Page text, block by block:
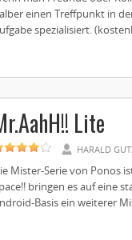
einen Treffpunkt in
spezialisiert.
Lite
HARALD
Mister-Serie von Ponos
bringen es auf eine
Basis ein weiterer